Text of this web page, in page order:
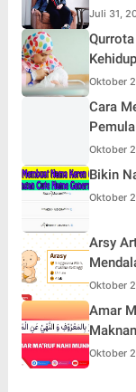
Juli 31,
Oktober
Cara
Pemula
Oktober
Bikin
Oktober
Arsy
Oktober
Amar
Oktober